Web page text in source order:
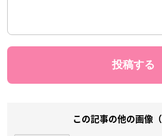
この記事の他の画像（